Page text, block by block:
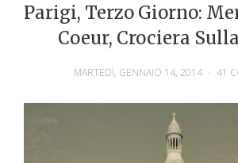
Parigi, Terzo Giorno:
Coeur, Crociera
MARTEDÌ, GENNAIO 14, 2014 - 41